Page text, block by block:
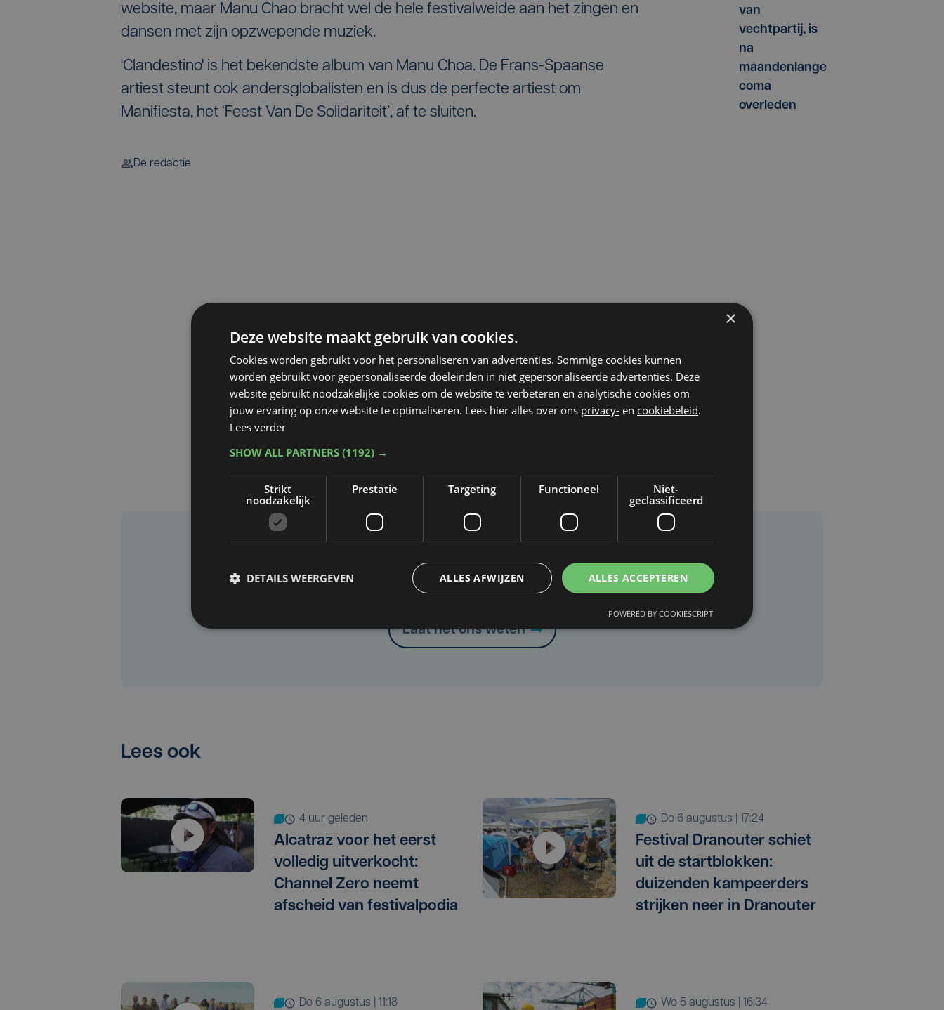
website, maar Manu Chao bracht wel de hele festivalweide aan het zingen en
dansen met zijn opzwepende muziek.
'Clandestino' is het bekendste album van Manu Choa. De Frans-Spaanse
artiest steunt ook andersglobalisten en is dus de perfecte artiest om
Manifiesta, het ‘Feest Van De Solidariteit’, af te sluiten.
De redactie
van
vechtpartij, is
na
maandenlange
coma
overleden
Taalfout opgemerkt?
Heb je een taal- of schrijffout opgemerkt in dit artikel?
Laat het ons weten
Lees ook
4 uur geleden
Alcatraz voor het eerst
volledig uitverkocht:
Channel Zero neemt
afscheid van festivalpodia
do 6 augustus | 17:24
Festival Dranouter schiet
uit de startblokken:
duizenden kampeerders
strijken neer in Dranouter
do 6 augustus | 11:18 wo 5 augustus | 16:34
×
Deze website maakt gebruik van cookies.
Cookies worden gebruikt voor het personaliseren van advertenties. Sommige cookies kunnen
worden gebruikt voor gepersonaliseerde doeleinden in niet gepersonaliseerde advertenties. Deze
website gebruikt noodzakelijke cookies om de website te verbeteren en analytische cookies om
jouw ervaring op onze website te optimaliseren. Lees hier alles over ons privacy- en cookiebeleid.
Lees verder
SHOW ALL PARTNERS (1192) →
Strikt
noodzakelijk
Prestatie Targeting Functioneel
Niet-
geclassificeerd
ALLES ACCEPTEREN
ALLES AFWIJZEN
DETAILS WEERGEVEN
POWERED BY COOKIESCRIPT